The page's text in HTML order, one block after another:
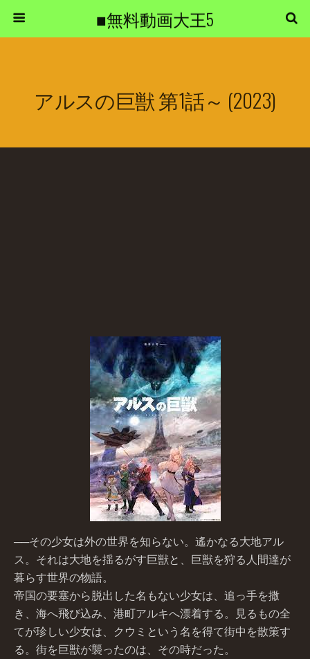
■無料動画大王5
アルスの巨獣 第1話～ (2023)
──その少女は外の世界を知らない。遙かなる大地アル
ス。それは大地を揺るがす巨獣と、巨獣を狩る人間達が
暮らす世界の物語。
帝国の要塞から脱出した名もない少女は、追っ手を撒
き、海へ飛び込み、港町アルキへ漂着する。見るもの全
てが珍しい少女は、クウミという名を得て街中を散策す
る。街を巨獣が襲ったのは、その時だった。